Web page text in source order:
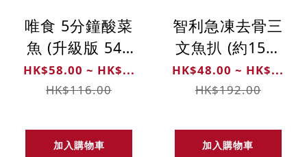
唯食 5分鐘酸菜
魚 (升級版 540
克)
HK$58.00 ~ HK$...
HK$116.00
加入購物車
智利急凍去骨三
文魚扒 (約150-
180克)
HK$48.00 ~ HK$...
HK$192.00
加入購物車